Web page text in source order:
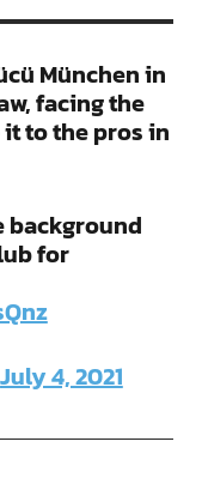
München in
facing the
to the pros in
background
for
July 4, 2021